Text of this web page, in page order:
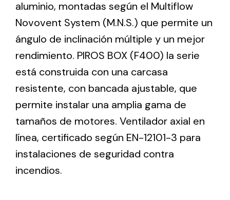
Ventilation
The incorporation of Novovent into the group
meant a greater offer of ventilation products for
different uses
Iluminación Solar
Variedad de soluciones solares para todo tipo
de necesidades.
aluminio, montadas según el Multiflow
Novovent System (M.N.S.) que permite un
ángulo de inclinación múltiple y un mejor
rendimiento. PIROS BOX (F400) la serie
está construida con una carcasa
resistente, con bancada ajustable, que
permite instalar una amplia gama de
tamaños de motores. Ventilador axial en
línea, certificado según EN-12101-3 para
instalaciones de seguridad contra
incendios.